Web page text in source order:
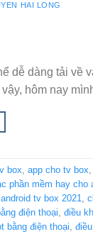
HAI LONG
dễ dàng tải về
hôm nay
box app cho tv box
phần mềm hay cho
tv box 2021
điện thoại điều
bằng điện thoại